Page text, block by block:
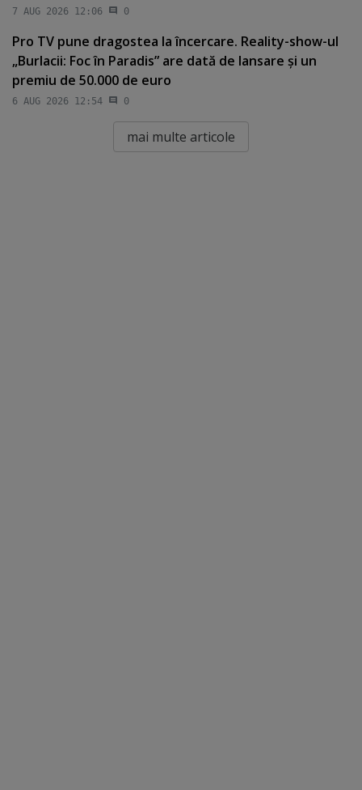
7 AUG 2026 12:06 0
Pro TV pune dragostea la încercare. Reality-show-ul
„Burlacii: Foc în Paradis” are dată de lansare şi un
premiu de 50.000 de euro
6 AUG 2026 12:54 0
mai multe articole